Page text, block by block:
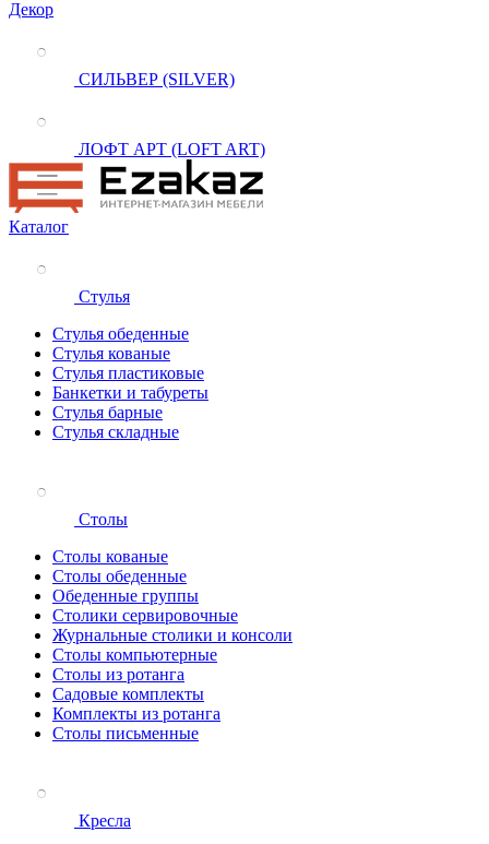
Декор
СИЛЬВЕР (SILVER)
ЛОФТ АРТ (LOFT ART)
Каталог
Стулья
Стулья обеденные
Стулья кованые
Стулья пластиковые
Банкетки и табуреты
Стулья барные
Стулья складные
Столы
Столы кованые
Столы обеденные
Обеденные группы
Столики сервировочные
Журнальные столики и консоли
Столы компьютерные
Столы из ротанга
Садовые комплекты
Комплекты из ротанга
Столы письменные
Кресла